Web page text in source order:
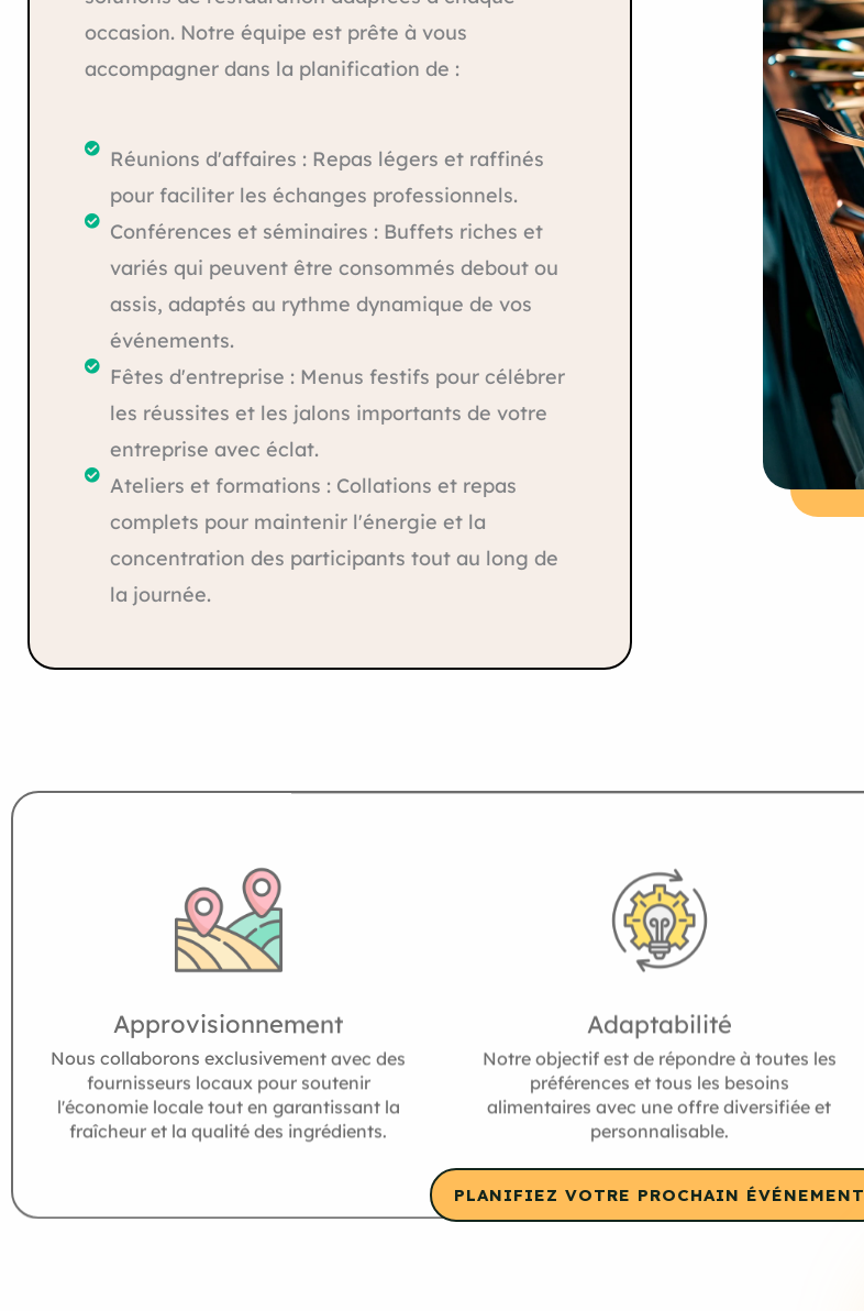
occasion. Notre équipe est prête à vous
accompagner dans la planification de :
Réunions d'affaires : Repas légers et raffinés
pour faciliter les échanges professionnels.
Conférences et séminaires : Buffets riches et
variés qui peuvent être consommés debout ou
assis, adaptés au rythme dynamique de vos
événements.
Fêtes d'entreprise : Menus festifs pour célébrer
les réussites et les jalons importants de votre
entreprise avec éclat.
Ateliers et formations : Collations et repas
complets pour maintenir l'énergie et la
concentration des participants tout au long de
la journée.
Approvisionnement
Nous collaborons exclusivement avec des
fournisseurs locaux pour soutenir
l'économie locale tout en garantissant la
fraîcheur et la qualité des ingrédients.
Adaptabilité
Notre objectif est de répondre à toutes les
préférences et tous les besoins
alimentaires avec une offre diversifiée et
personnalisable.
PLANIFIEZ VOTRE PROCHAIN ÉVÉNEMENT